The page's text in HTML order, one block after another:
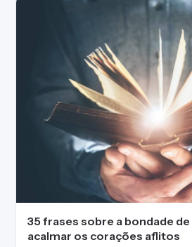
35 frases sobre a bondade de
acalmar os corações aflitos